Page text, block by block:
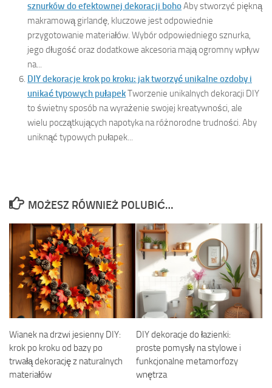
sznurków do efektownej dekoracji bohoAby stworzyć piękną
makramową girlandę, kluczowe jest odpowiednie
przygotowanie materiałów. Wybór odpowiedniego sznurka,
jego długość oraz dodatkowe akcesoria mają ogromny wpływ
na...
DIY dekoracje krok po kroku: jak tworzyć unikalne ozdoby i
unikać typowych pułapekTworzenie unikalnych dekoracji DIY
to świetny sposób na wyrażenie swojej kreatywności, ale
wielu początkujących napotyka na różnorodne trudności. Aby
uniknąć typowych pułapek...
MOŻESZ RÓWNIEŻ POLUBIĆ…
Wianek na drzwi jesienny DIY:
krok po kroku od bazy po
trwałą dekorację z naturalnych
materiałów
DIY dekoracje do łazienki:
proste pomysły na stylowe i
funkcjonalne metamorfozy
wnętrza